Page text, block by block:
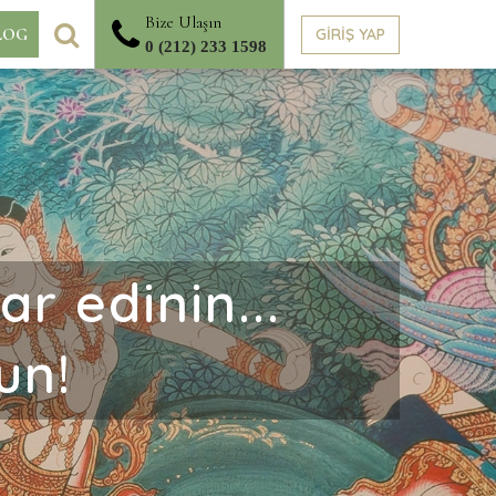
Bize Ulaşın
0 (212) 233 1598
GİRİŞ YAP
ARA
edinin...